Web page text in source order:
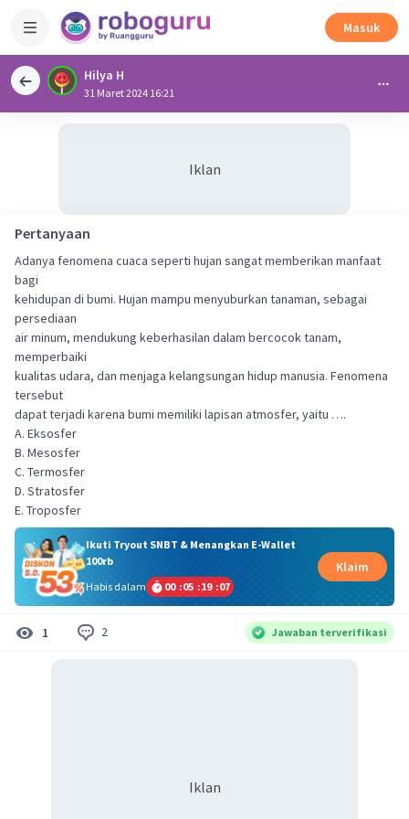
Masuk
Hilya H
31 Maret 2024 16:21
Iklan
Pertanyaan
Adanya fenomena cuaca seperti hujan sangat memberikan manfaat
bagi
kehidupan di bumi. Hujan mampu menyuburkan tanaman, sebagai
persediaan
air minum, mendukung keberhasilan dalam bercocok tanam,
memperbaiki
kualitas udara, dan menjaga kelangsungan hidup manusia. Fenomena
tersebut
dapat terjadi karena bumi memiliki lapisan atmosfer, yaitu ….
A. Eksosfer
B. Mesosfer
C. Termosfer
D. Stratosfer
E. Troposfer
Ikuti Tryout SNBT & Menangkan E-Wallet
100rb
Habis dalam
00 :05 :19 :07
Klaim
1 2 Jawaban terverifikasi
Iklan